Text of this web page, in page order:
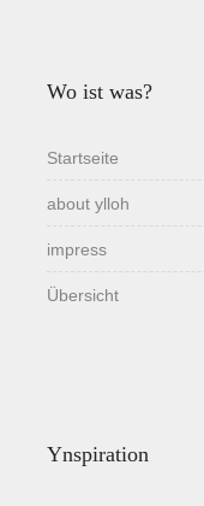
Wo ist was?
Startseite
about ylloh
impress
Übersicht
Ynspiration